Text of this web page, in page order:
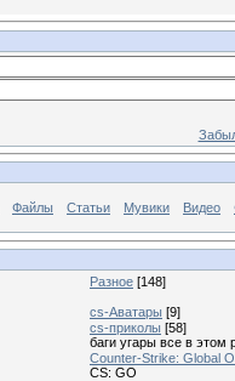
Файлы Статьи Мувики Видео
Разное [148]
cs-Аватары [9]
cs-приколы [58]
баги угары все в этом
Counter-Strike: Global
CS: GO